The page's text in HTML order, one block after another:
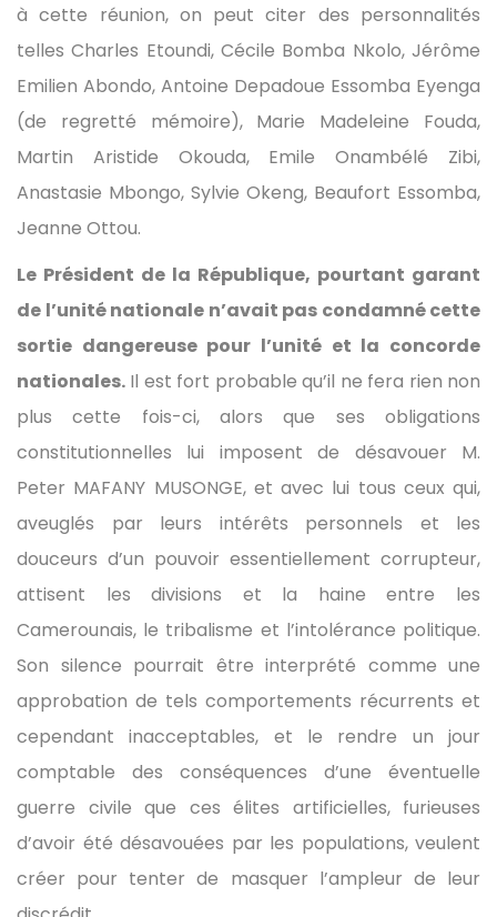
à cette réunion, on peut citer des personnalités
telles Charles Etoundi, Cécile Bomba Nkolo, Jérôme
Emilien Abondo, Antoine Depadoue Essomba Eyenga
(de regretté mémoire), Marie Madeleine Fouda,
Martin Aristide Okouda, Emile Onambélé Zibi,
Anastasie Mbongo, Sylvie Okeng, Beaufort Essomba,
Jeanne Ottou.
Le Président de la République, pourtant garant
de l’unité nationale n’avait pas condamné cette
sortie dangereuse pour l’unité et la concorde
nationales. Il est fort probable qu’il ne fera rien non
plus cette fois-ci, alors que ses obligations
constitutionnelles lui imposent de désavouer M.
Peter MAFANY MUSONGE, et avec lui tous ceux qui,
aveuglés par leurs intérêts personnels et les
douceurs d’un pouvoir essentiellement corrupteur,
attisent les divisions et la haine entre les
Camerounais, le tribalisme et l’intolérance politique.
Son silence pourrait être interprété comme une
approbation de tels comportements récurrents et
cependant inacceptables, et le rendre un jour
comptable des conséquences d’une éventuelle
guerre civile que ces élites artificielles, furieuses
d’avoir été désavouées par les populations, veulent
créer pour tenter de masquer l’ampleur de leur